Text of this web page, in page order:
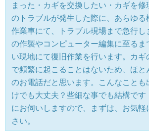
まった・カギを交換したい・カギを修
のトラブルが発生した際に、あらゆる
作業車にて、トラブル現場まで急行し
の作製やコンピューター編集に至るま
い現地にて復旧作業を行います。カギ
で頻繁に起こることはないため、ほと
のお電話だと思います。こんなことも
けでも大丈夫？些細な事でも結構です
にお伺いしますので、まずは、お気軽
さい。